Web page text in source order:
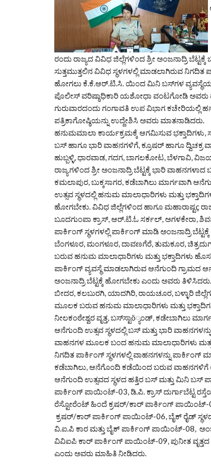
ರಂದು ರಾಜ್ಯದ ವಿವಿಧ ಜಿಲ್ಲೆಗಳಿಂದ ಶ್ರೀ ಅಂಜನಾದ್ರಿ
ಸುತ್ತಮುತ್ತಲಿನ ವಿವಿಧ ಸ್ಥಳಗಳಲ್ಲಿ ಮಾಡಲಾಗಿರುವ ನಿಗದಿತ
ಹೋಗಲು ಕೆ.ಕೆ.ಆರ್.ಟಿ.ಸಿ. ಯಿಂದ ಮಿನಿ ಬಸ್‌ಗಳ
ಪೊಲೀಸ್ ವರಿಷ್ಠಾಧಿಕಾರಿ ಯಶೋಧಾ ವಂಟಗೋಡಿ ಅವರು
ಗುರುವಾರದಂದು ಗಂಗಾವತಿ ಉಪ ವಿಭಾಗ ಕಚೇರಿಯಲ್ಲಿ
ಪತ್ರಿಕಾಗೋಷ್ಠಿಯನ್ನು ಉದ್ದೇಶಿಸಿ ಅವರು ಮಾತನಾಡಿದರು.
ಹನುಮಮಾಲಾ ಕಾರ್ಯಕ್ರಮಕ್ಕೆ ಆಗಮಿಸುವ ಭಕ್ತಾದಿಗಳು,
ಬಸ್ ಹಾಗೂ ಭಾರಿ ವಾಹನಗಳಿಗೆ, ಕ್ರೂಷರ್ ಹಾಗೂ ದ್ವಿಚಕ್ರ
ಹುಬ್ಬಳ್ಳಿ, ಧಾರವಾಡ, ಗದಗ, ಬಾಗಲಕೋಟ, ಬೆಳಗಾವಿ,
ರಾಜ್ಯಗಳಿಂದ ಶ್ರೀ ಅಂಜನಾದ್ರಿ ಬೆಟ್ಟಕ್ಕೆ ಭಾರಿ
ಕಮಲಾಪುರ, ಬುಕ್ಕಸಾಗರ, ಕಡೆಬಾಗಿಲು ಮಾರ್ಗವಾಗಿ
ಉತ್ಸವ ಸ್ಥಳದಲ್ಲಿ ಹನುಮ ಮಾಲಾಧಾರಿಗಳು ಮತ್ತು
ಹೋಗಬೇಕು. ವಿವಿಧ ಜಿಲ್ಲೆಗಳಿಂದ ಹಾಗೂ ಮಹಾರಾಷ್ಟç
ಬೂದಗುಂಪಾ ಕ್ರಾಸ್, ಆರ್.ಟಿ.ಓ ಸರ್ಕಲ್, ಅಗಳಕೇರಾ,
ಪಾರ್ಕಿಂಗ್ ಸ್ಥಳಗಳಲ್ಲಿ ಪಾರ್ಕಿಂಗ್ ಮಾಡಿ ಅಂಜನಾದ್ರಿ
ಬೆಂಗಳೂರ, ಮಂಗಳೂರ, ದಾವಣಗೆರೆ, ತುಮಕೂರ,
ಬರುವ ಹನುಮ ಮಾಲಾಧಾರಿಗಳು ಮತ್ತು ಭಕ್ತಾದಿಗಳು
ಪಾರ್ಕಿಂಗ್ ವ್ಯವಸ್ಥೆ ಮಾಡಲಾಗಿರುವ ಆನೆಗುಂದಿ ಗ್ರಾಮದ
ಅಂಜನಾದ್ರಿ ಬೆಟ್ಟಕ್ಕೆ ಹೋಗಬೇಕು ಎಂದು ಅವರು ತಿಳಿಸಿದರು.
ಬೀದರ, ಕಲಬುರಗಿ, ಯಾದಗಿರಿ, ರಾಯಚೂರ, ಬಳ್ಳಾರಿ
ಮೂಲಕ ಬರುವ ಹನುಮ ಮಾಲಾಧಾರಿಗಳು ಮತ್ತು
ನೀಲಕಂಠೇಶ್ವರ ವೃತ್ತ, ಬಸ್‌ಸ್ಟಾö್ಯಂಡ್, ಕಡೇಬಾಗಿಲು
ಆನೆಗುಂದಿ ಉತ್ಸವ ಸ್ಥಳದಲ್ಲಿ ಬಸ್ ಮತ್ತು ಭಾರಿ
ವಾಹನಗಳ ಮೂಲಕ ಬಂದ ಹನುಮ ಮಾಲಾಧಾರಿಗಳು ಮತ್ತು
ನಿಗದಿತ ಪಾರ್ಕಿಂಗ್ ಸ್ಥಳಗಳಲ್ಲಿ ವಾಹನಗಳನ್ನು ಪಾರ್ಕಿಂಗ್
ಕಡೆಬಾಗಿಲು, ಆನೆಗೊಂದಿ ಕಡೆಯಿಂದ ಬರುವ
ಆನೆಗುಂದಿ ಉತ್ಸವದ ಸ್ಥಳದ ಹತ್ತಿರ ಬಸ್ ಮತ್ತು ಮಿನಿ ಬಸ್
ಪಾರ್ಕಿಂಗ್ ಪಾಯಿಂಟ್-03, ಡಿ.ಪಿ. ಕ್ರಾಸ್ ದುರ್ಗಾಬೆಟ್ಟ
ರೆಸ್ಟೋರೆಂಟ್ ಹಿಂದೆ ಕ್ರಷರ್/ಕಾರ್ ಪಾರ್ಕಿಂಗ್ ಪಾಯಿಂಟ್-
ಕ್ರಷರ್/ಕಾರ್ ಪಾರ್ಕಿಂಗ್ ಪಾಯಿಂಟ್-06, ಬೈಕ್ ರೈಡ್
ವಿ.ಐ.ಪಿ ಕಾರ ಮತ್ತು ಬೈಕ್ ಪಾರ್ಕಿಂಗ್ ಪಾಯಿಂಟ್-08,
ವಿವಿಐಪಿ ಕಾರ್ ಪಾರ್ಕಿಂಗ್ ಪಾಯಿಂಟ್-09, ಪುನೀತ ವೃತ್ತದ
ಎಂದು ಅವರು ಮಾಹಿತಿ ನೀಡಿದರು.